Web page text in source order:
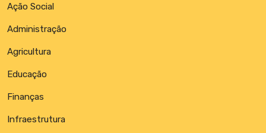
Ação Social
Administração
Agricultura
Educação
Finanças
Infraestrutura